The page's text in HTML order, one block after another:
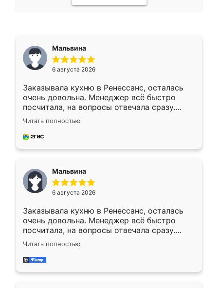
Мальвина
6 августа 2026
Заказывала кухню в Ренессанс, осталась
очень довольна. Менеджер всё быстро
посчитала, на вопросы отвечала сразу.
Замерщик приехал в субботу, подошёл к
делу со всей ответственностью. Собрали
за день, ребята работали аккуратно, даже
Читать полностью
Мальвина
6 августа 2026
Заказывала кухню в Ренессанс, осталась
очень довольна. Менеджер всё быстро
посчитала, на вопросы отвечала сразу.
Замерщик приехал в субботу, подошёл к
делу со всей ответственностью. Собрали
за день, ребята работали аккуратно, даже
Читать полностью